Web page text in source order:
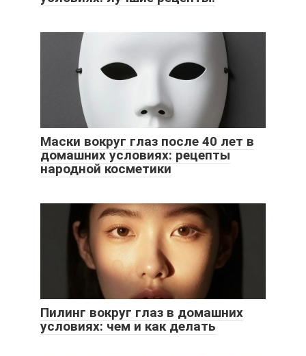
Маски вокруг глаз после 40 лет в
домашних условиях: рецепты
народной косметики
Пилинг вокруг глаз в домашних
условиях: чем и как делать